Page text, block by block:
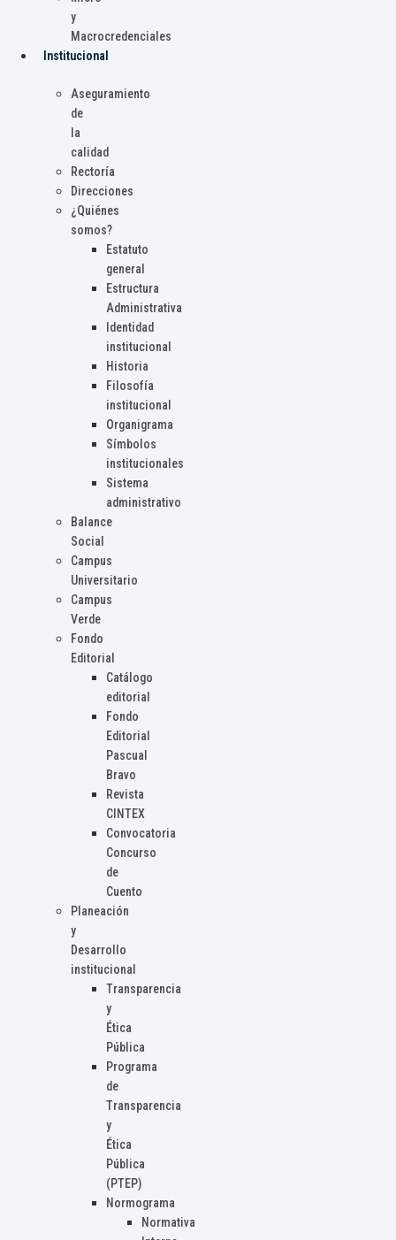
y
Macrocredenciales
Institucional
Aseguramiento
de
la
calidad
Rectoría
Direcciones
¿Quiénes
somos?
Estatuto
general
Estructura
Administrativa
Identidad
institucional
Historia
Filosofía
institucional
Organigrama
Símbolos
institucionales
Sistema
administrativo
Balance
Social
Campus
Universitario
Campus
Verde
Fondo
Editorial
Catálogo
editorial
Fondo
Editorial
Pascual
Bravo
Revista
CINTEX
Convocatoria
Concurso
de
Cuento
Planeación
y
Desarrollo
institucional
Transparencia
y
Ética
Pública
Programa
de
Transparencia
y
Ética
Pública
(PTEP)
Normograma
Normativa